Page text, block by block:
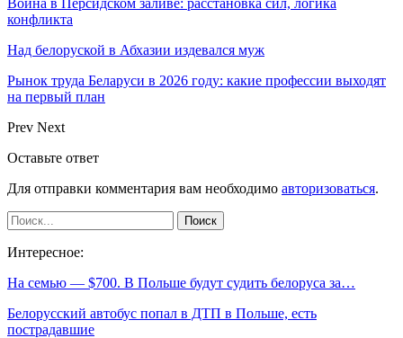
конфликта
Над белоруской в Абхазии издевался муж
Рынок труда Беларуси в 2026 году: какие профессии выходят
на первый план
Prev Next
Оставьте ответ
Для отправки комментария вам необходимо авторизоваться.
Интересное:
На семью — $700. В Польше будут судить белоруса за…
Белорусский автобус попал в ДТП в Польше, есть
пострадавшие